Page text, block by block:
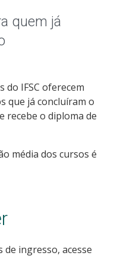
quem já
do IFSC oferecem
que já concluíram o
recebe o diploma de
média dos cursos é
de ingresso, acesse